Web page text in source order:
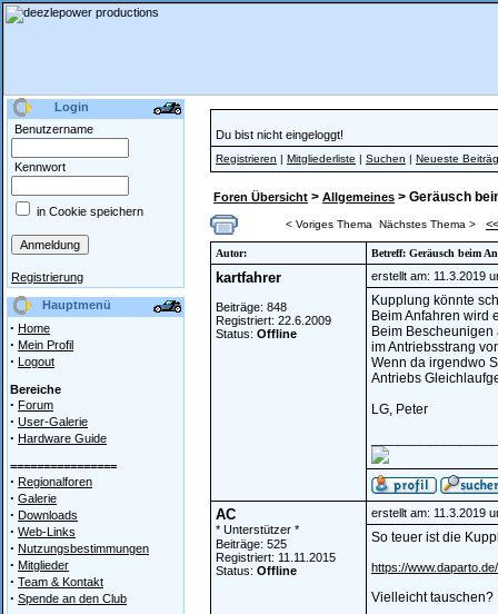
Login
Benutzername
Kennwort
in Cookie speichern
Registrierung
Hauptmenü
· Home
· Mein Profil
· Logout
Bereiche
· Forum
· User-Galerie
· Hardware Guide
================
· Regionalforen
· Galerie
· Downloads
· Web-Links
· Nutzungsbestimmungen
· Mitglieder
· Team & Kontakt
· Spende an den Club
Du bist nicht eingeloggt!
Registrieren | Mitgliederliste | Suchen | Neueste
Foren Übersicht > Allgemeines > Geräusch
< Voriges Thema Nächstes Thema > <<
Autor: Betreff: Geräusch beim
kartfahrer
Beiträge: 848
Registriert: 22.6.2009
Status: Offline
erstellt am: 11.3.2019
Kupplung könnte
Beim Anfahren wird
Beim
im Antriebsstrang
Wenn da irgendwo
Antriebs
LG, Peter
AC
* Unterstützer *
Beiträge: 525
Registriert: 11.11.2015
Status: Offline
erstellt am: 11.3.2019
So teuer ist die
https://
Vielleicht tauschen?